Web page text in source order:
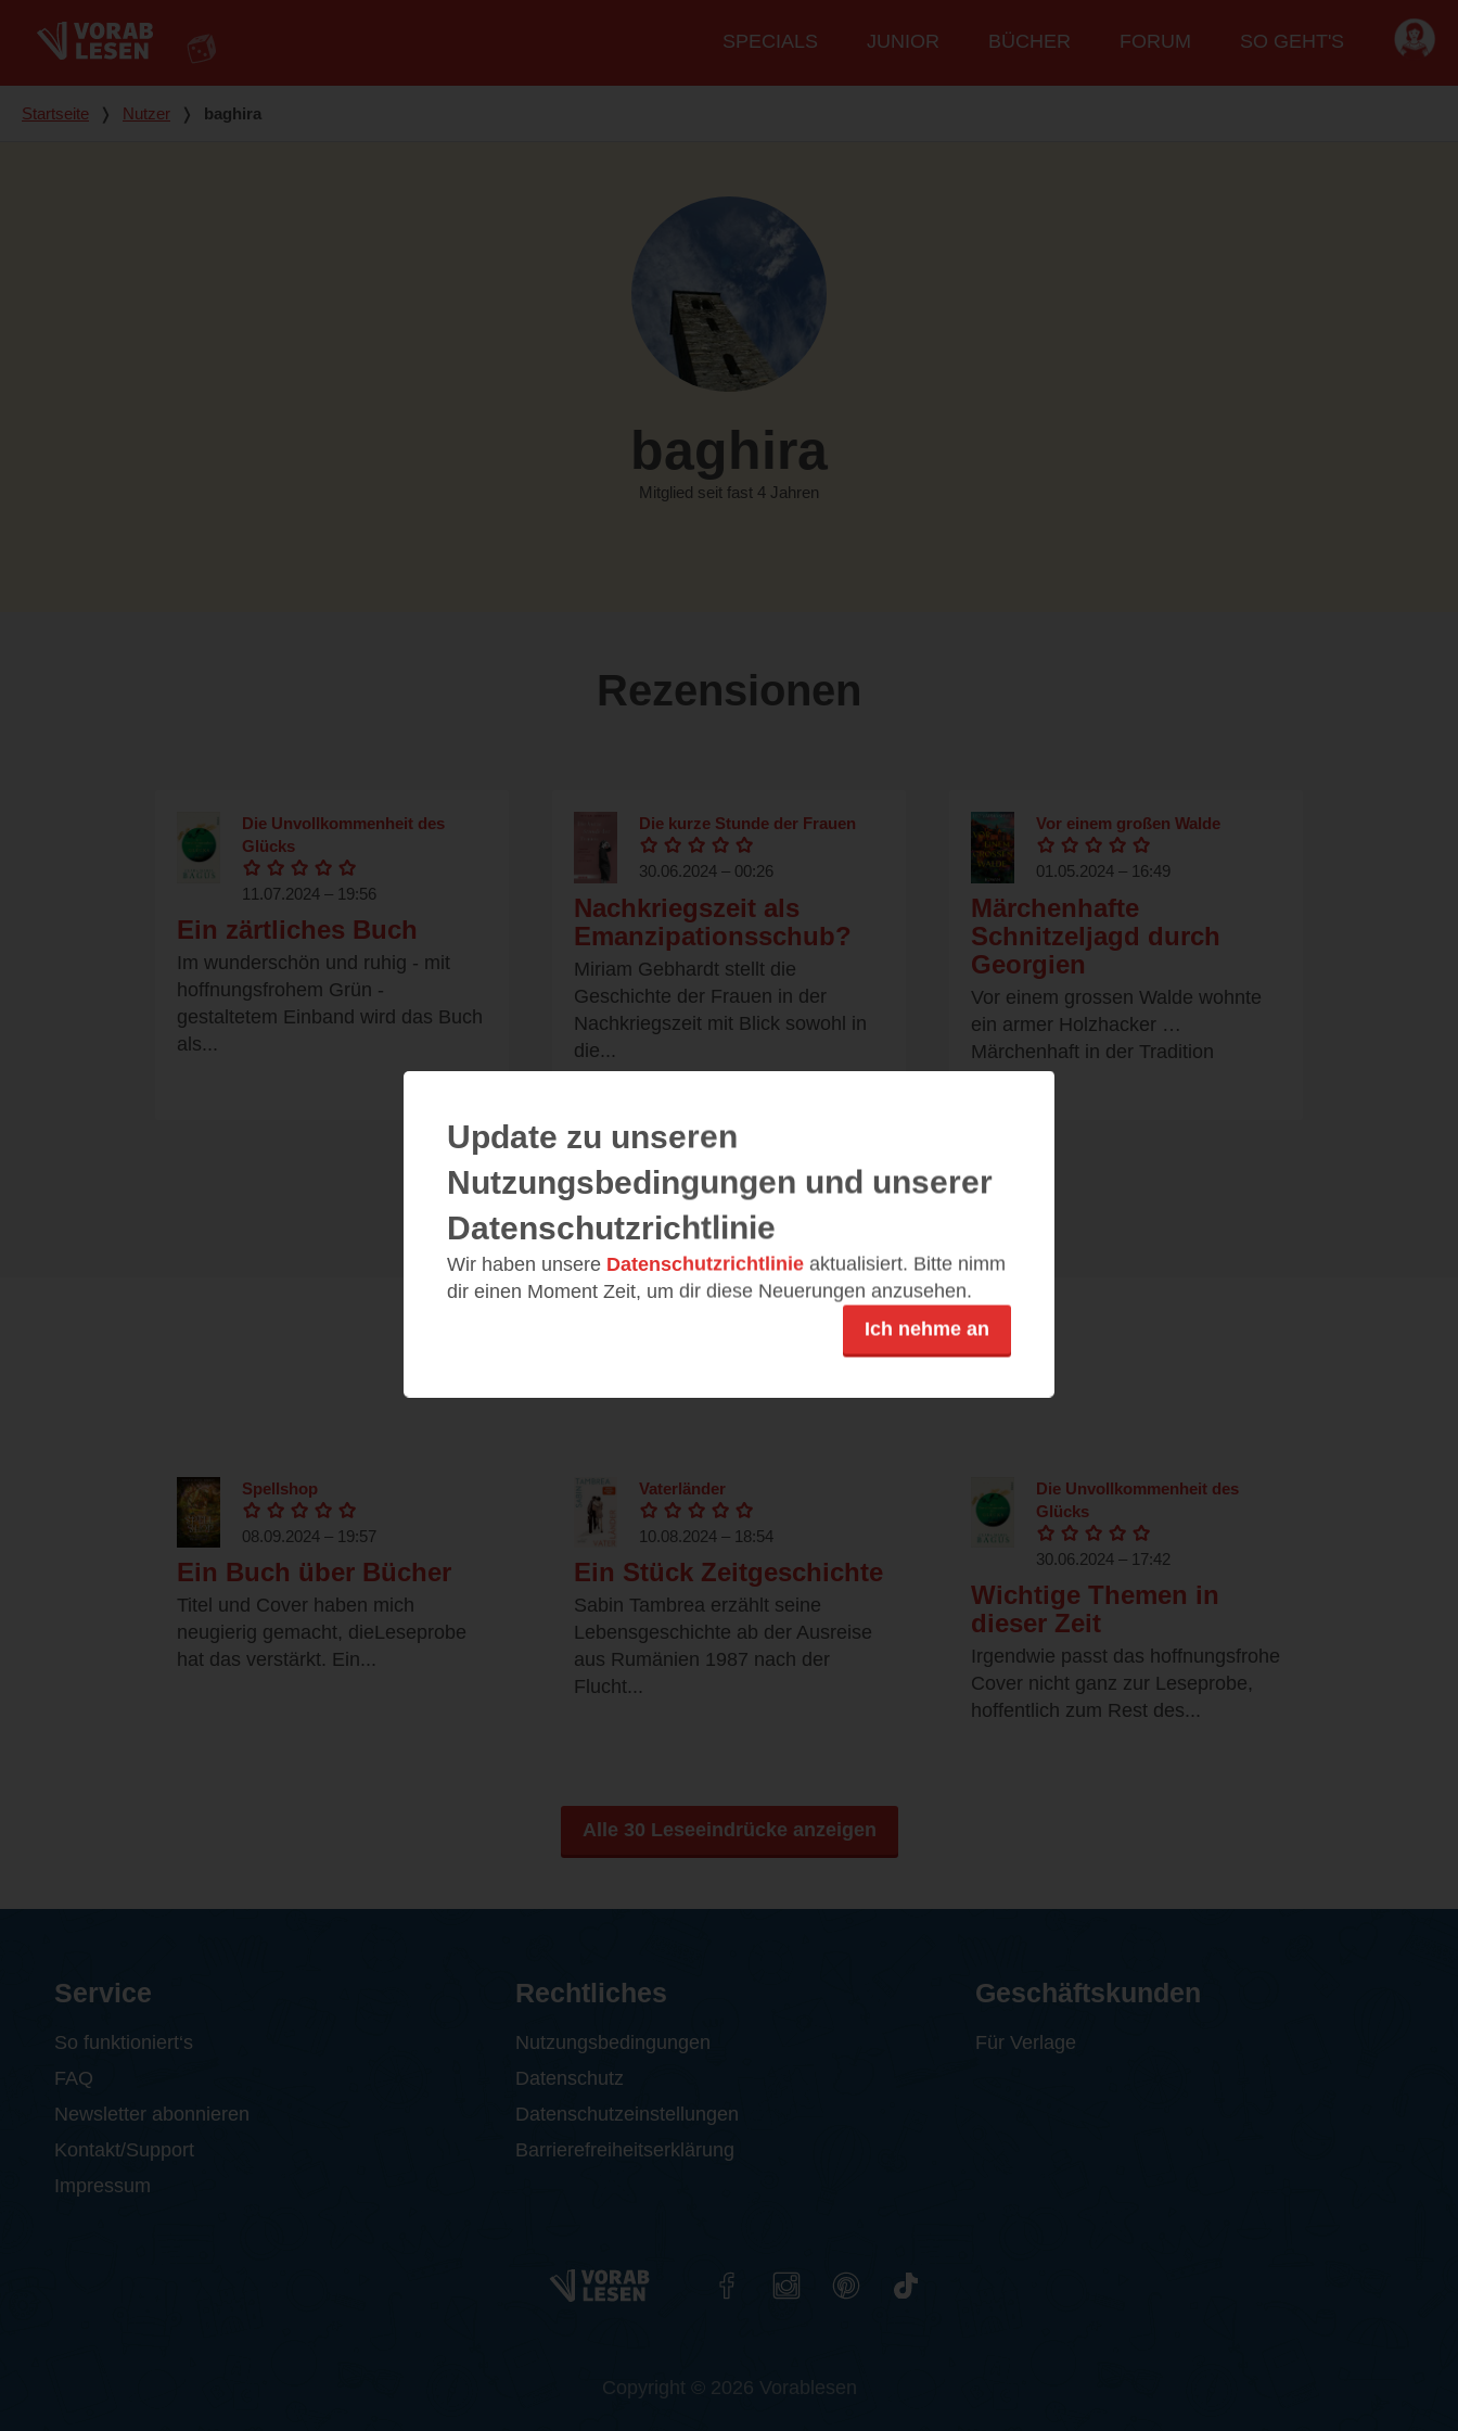
Hauptmenü
SPECIALS JUNIOR BÜCHER FORUM SO GEHT'S
Du bist hier
Startseite ❭ Nutzer ❭ baghira
baghira
Mitglied seit fast 4 Jahren
Rezensionen
Die Unvollkommenheit des
Glücks
11.07.2024 – 19:56
Ein zärtliches Buch
Im wunderschön und ruhig - mit
hoffnungsfrohem Grün -
gestaltetem Einband wird das Buch
als...
Die kurze Stunde der Frauen
30.06.2024 – 00:26
Nachkriegszeit als
Emanzipationsschub?
Miriam Gebhardt stellt die
Geschichte der Frauen in der
Nachkriegszeit mit Blick sowohl in
die...
Vor einem großen Walde
01.05.2024 – 16:49
Märchenhafte
Schnitzeljagd durch
Georgien
Vor einem grossen Walde wohnte
ein armer Holzhacker …
Märchenhaft in der Tradition
Grimms...
Alle 14 Rezensionen anzeigen
Leseeindrücke
Spellshop
08.09.2024 – 19:57
Ein Buch über Bücher
Titel und Cover haben mich
neugierig gemacht, dieLeseprobe
hat das verstärkt. Ein...
Vaterländer
10.08.2024 – 18:54
Ein Stück Zeitgeschichte
Sabin Tambrea erzählt seine
Lebensgeschichte ab der Ausreise
aus Rumänien 1987 nach der
Flucht...
Die Unvollkommenheit des
Glücks
30.06.2024 – 17:42
Wichtige Themen in
dieser Zeit
Irgendwie passt das hoffnungsfrohe
Cover nicht ganz zur Leseprobe,
hoffentlich zum Rest des...
Alle 30 Leseeindrücke anzeigen
Update zu unseren
Nutzungsbedingungen und unserer
Datenschutzrichtlinie
Wir haben unsere Datenschutzrichtlinie aktualisiert. Bitte nimm
dir einen Moment Zeit, um dir diese Neuerungen anzusehen.
Ich nehme an
Service
So funktioniert‘s
FAQ
Newsletter abonnieren
Kontakt/Support
Impressum
Rechtliches
Nutzungsbedingungen
Datenschutz
Datenschutzeinstellungen
Barrierefreiheitserklärung
Geschäftskunden
Für Verlage
Copyright © 2026 Vorablesen